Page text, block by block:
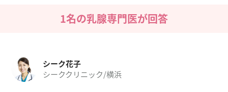
1名の乳腺専門医が回答
シーク花子
シーククリニック/横浜